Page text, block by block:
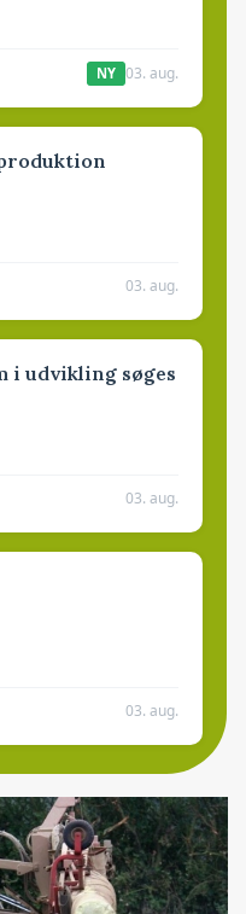
NY 03. aug.
03. aug.
i udvikling søges
03. aug.
03. aug.